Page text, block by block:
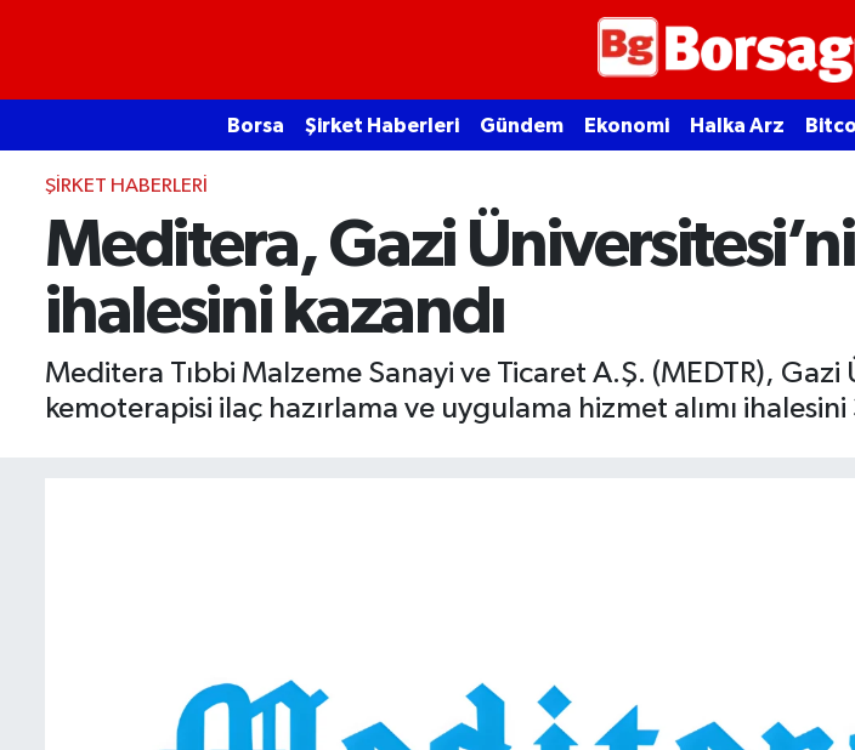
Borsa Şirket Haberleri Gündem Ekonomi Halka Arz
ŞIRKET HABERLERI
Meditera, Gazi
ihalesini kazandı
Meditera Tıbbi Malzeme Sanayi ve Ticaret A.Ş. (MEDTR),
kemoterapisi ilaç hazırlama ve uygulama hizmet alımı
Ekonomi
Emtia
Gündem
Bitcoin
Ekonomik Takvim